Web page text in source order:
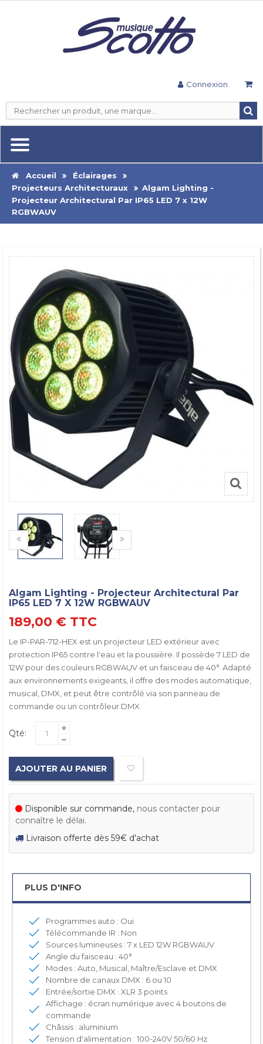
Connexion
Accueil
Éclairages
Projecteurs Architecturaux
Algam Lighting -
Projecteur Architectural Par IP65 LED 7 x 12W
RGBWAUV
Algam Lighting - Projecteur Architectural Par
IP65 LED 7 X 12W RGBWAUV
189,00 € TTC
Le IP-PAR-712-HEX est un projecteur LED extérieur avec
protection IP65 contre l'eau et la poussière. Il possède 7 LED de
12W pour des couleurs RGBWAUV et un faisceau de 40°. Adapté
aux environnements exigeants, il offre des modes automatique,
musical, DMX, et peut être contrôlé via son panneau de
commande ou un contrôleur DMX.
Qté:
AJOUTER AU PANIER
Disponible sur commande, nous contacter pour
connaître le délai.
Livraison offerte dès 59€ d'achat
PLUS D'INFO
Programmes auto : Oui
Télécommande IR : Non
Sources lumineuses : 7 x LED 12W RGBWAUV
Angle du faisceau : 40°
Modes : Auto, Musical, Maître/Esclave et DMX
Nombre de canaux DMX : 6 ou 10
Entrée/sortie DMX : XLR 3 points
Affichage : écran numérique avec 4 boutons de
commande
Châssis : aluminium
Tension d'alimentation : 100-240V 50/60 Hz